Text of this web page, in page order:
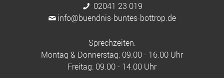
02041 23 019
info@buendnis-buntes-bottrop.de
Sprechzeiten:
Montag & Donnerstag: 09.00 - 16.00 Uhr
Freitag: 09.00 - 14.00 Uhr